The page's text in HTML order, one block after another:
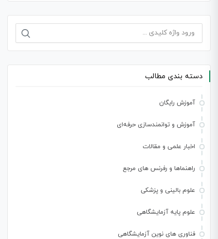
جستجو
برای:
دسته بندی مطالب
آموزش رایگان
آموزش و توانمندسازی حرفه‌ای
اخبار علمی و مقالات
راهنماها و رفرنس های مرجع
علوم بالینی و پزشکی
علوم پایه آزمایشگاهی
فناوری های نوین آزمایشگاهی